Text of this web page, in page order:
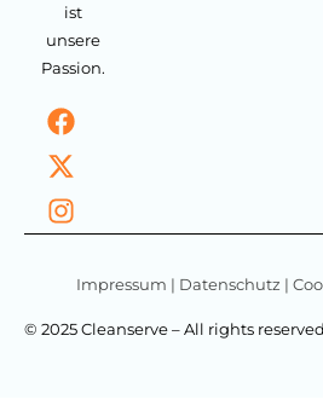
ist
unsere
Passion.
Impressum | Datenschutz |
© 2025 Cleanserve – All rights reserved